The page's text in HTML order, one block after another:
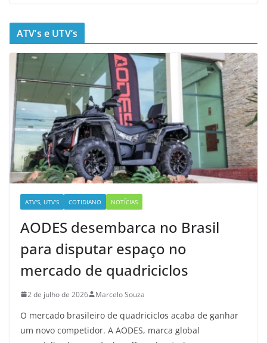
ATV’s e UTV’s
ATV'S, UTV'S COTIDIANO NOTÍCIAS
AODES desembarca no Brasil
para disputar espaço no
mercado de quadriciclos
2 de julho de 2026 Marcelo Souza
O mercado brasileiro de quadriciclos acaba de ganhar
um novo competidor. A AODES, marca global